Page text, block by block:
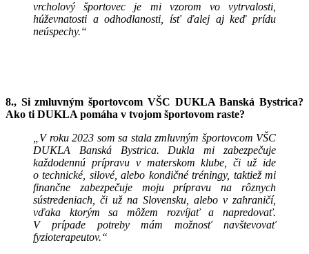
vrcholový športovec je mi vzorom vo vytrvalosti,
húževnatosti a odhodlanosti, ísť ďalej aj keď prídu
neúspechy.“
8., Si zmluvným športovcom VŠC DUKLA Banská Bystrica?
Ako ti DUKLA pomáha v tvojom športovom raste?
„V roku 2023 som sa stala zmluvným športovcom VŠC
DUKLA Banská Bystrica. Dukla mi zabezpečuje
každodennú prípravu v materskom klube, či už ide
o technické, silové, alebo kondičné tréningy, taktiež mi
finančne zabezpečuje moju prípravu na rôznych
sústredeniach, či už na Slovensku, alebo v zahraničí,
vďaka ktorým sa môžem rozvíjať a napredovať.
V prípade potreby mám možnosť navštevovať
fyzioterapeutov.“